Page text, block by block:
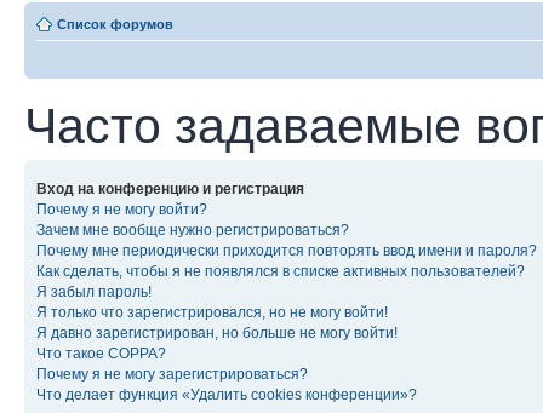
Список форумов
Часто задаваемые
Вход на конференцию и регистрация
Почему я не могу войти?
Зачем мне вообще нужно регистрироваться?
Почему мне периодически приходится повторять ввод имени и пароля?
Как сделать, чтобы я не появлялся в списке активных пользователей?
Я забыл пароль!
Я только что зарегистрировался, но не могу войти!
Я давно зарегистрирован, но больше не могу войти!
Что такое COPPA?
Почему я не могу зарегистрироваться?
Что делает функция «Удалить cookies конференции»?